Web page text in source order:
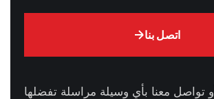
اتصل بنا
أو تواصل معنا بأي وسيلة مراسلة تفضلها